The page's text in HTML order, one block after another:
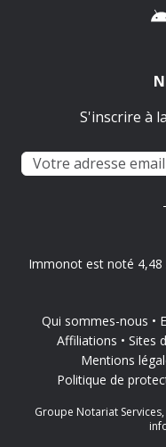
S'inscrire à
Immonot est noté 4,48
Qui sommes-nous
Affiliations
Sites
Mentions
Politique de
Groupe Notariat